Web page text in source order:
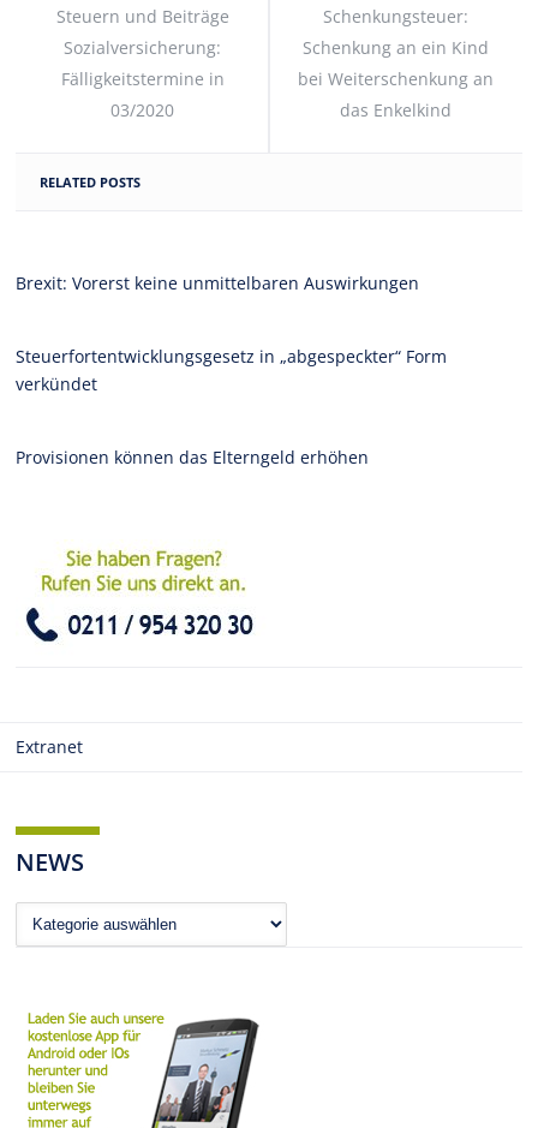
Steuern und Beiträge
Sozialversicherung:
Fälligkeitstermine in
03/2020
Schenkungsteuer:
Schenkung an ein Kind
bei Weiterschenkung an
das Enkelkind
RELATED POSTS
Brexit: Vorerst keine unmittelbaren Auswirkungen
Steuerfortentwicklungsgesetz in „abgespeckter“ Form
verkündet
Provisionen können das Elterngeld erhöhen
Extranet
NEWS
News